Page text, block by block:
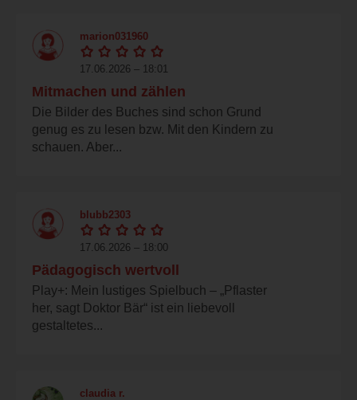
marion031960
17.06.2026 – 18:01
Mitmachen und zählen
Die Bilder des Buches sind schon Grund
genug es zu lesen bzw. Mit den Kindern zu
schauen. Aber...
blubb2303
17.06.2026 – 18:00
Pädagogisch wertvoll
Play+: Mein lustiges Spielbuch – „Pflaster
her, sagt Doktor Bär“ ist ein liebevoll
gestaltetes...
claudia r.